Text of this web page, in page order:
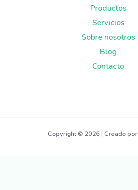
Productos
Servicios
Sobre nosotros
Blog
Contacto
Copyright © 2026 | Creado por